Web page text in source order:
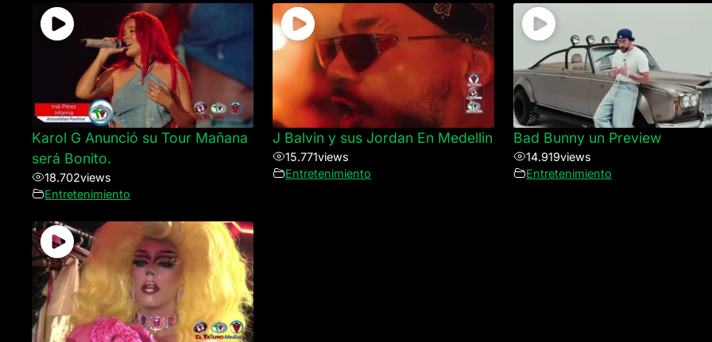
Karol G Anunció su Tour Mañana
será Bonito.
18.702views
Entretenimiento
J Balvin y sus Jordan En Medellin
15.771views
Entretenimiento
Bad Bunny un Preview
14.919views
Entretenimiento